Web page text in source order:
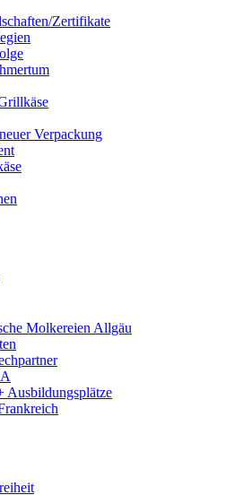
Zertifikate
Verpackung
Molkereien Allgäu
Ausbildungsplätze